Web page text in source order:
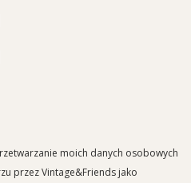
moich danych osobowych
przez Vintage&Friends jako